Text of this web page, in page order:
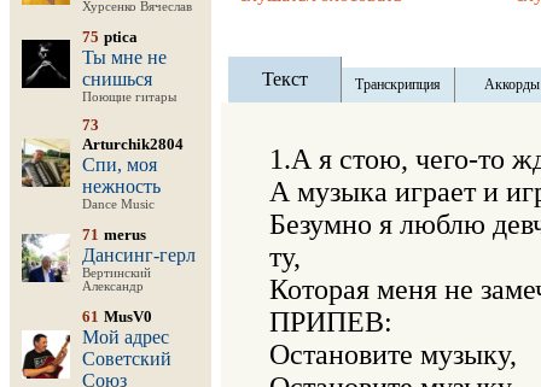
Хурсенко Вячеслав
75 ptica
Ты мне не
снишься
Поющие гитары
73
Arturchik2804
Спи, моя
нежность
Dance Music
71 merus
Дансинг-герл
Вертинский
Александр
61 MusV0
Мой адрес
Советский
Союз
Текст Транскрипция Аккорды
1.А я стою, чего-то
А музыка играет и
Безумно я люблю
ту,
Которая меня не
ПРИПЕВ:
Остановите музыку,